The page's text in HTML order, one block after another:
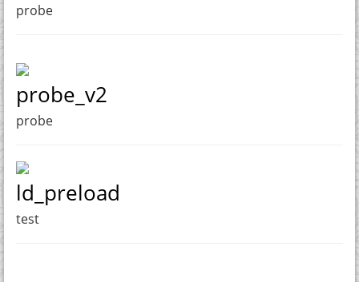
probe
probe_v2
probe
ld_preload
test